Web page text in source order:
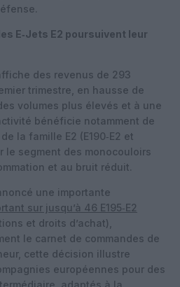
E‑Jets E2 poursuivent leur
des revenus de 293
trimestre, en hausse de
volumes plus élevés et à une
bénéficie notamment de
la famille E2 (E190‑E2 et
le segment des monocouloirs
et au bruit réduit.
une importante
sur jusqu’à 46 E195‑E2
et droits d’achat),
le carnet de commandes de
cette décision illustre
européennes pour des
adaptés à la